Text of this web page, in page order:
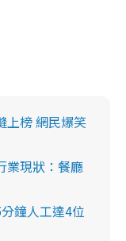
上榜 網民爆笑
業現狀：餐廳
鐘人工達4位